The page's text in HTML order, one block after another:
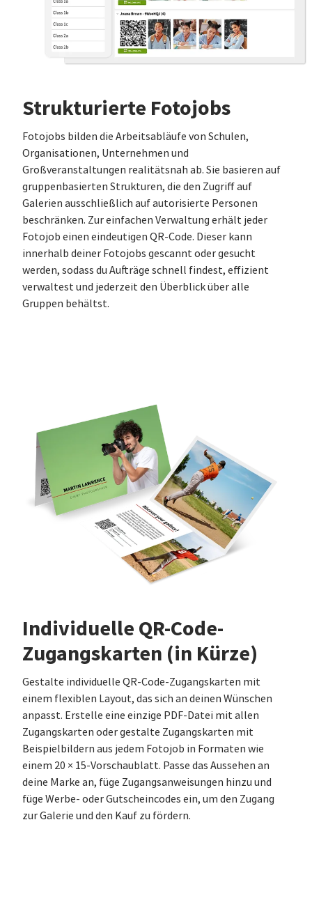
Strukturierte Fotojobs
Fotojobs bilden die Arbeitsabläufe von Schulen,
Organisationen, Unternehmen und
Großveranstaltungen realitätsnah ab. Sie basieren auf
gruppenbasierten Strukturen, die den Zugriff auf
Galerien ausschließlich auf autorisierte Personen
beschränken. Zur einfachen Verwaltung erhält jeder
Fotojob einen eindeutigen QR-Code. Dieser kann
innerhalb deiner Fotojobs gescannt oder gesucht
werden, sodass du Aufträge schnell findest, effizient
verwaltest und jederzeit den Überblick über alle
Gruppen behältst.
Individuelle QR-Code-
Zugangskarten (in Kürze)
Gestalte individuelle QR-Code-Zugangskarten mit
einem flexiblen Layout, das sich an deinen Wünschen
anpasst. Erstelle eine einzige PDF-Datei mit allen
Zugangskarten oder gestalte Zugangskarten mit
Beispielbildern aus jedem Fotojob in Formaten wie
einem 20 × 15-Vorschaublatt. Passe das Aussehen an
deine Marke an, füge Zugangsanweisungen hinzu und
füge Werbe- oder Gutscheincodes ein, um den Zugang
zur Galerie und den Kauf zu fördern.